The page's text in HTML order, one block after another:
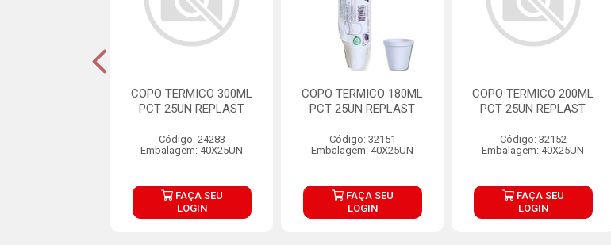
COPO TERMICO 300ML
PCT 25UN REPLAST
Código: 24283
Embalagem: 40X25UN
FAÇA SEU
LOGIN
COPO TERMICO 180ML
PCT 25UN REPLAST
Código: 32151
Embalagem: 40X25UN
FAÇA SEU
LOGIN
COPO TERMICO 200ML
PCT 25UN REPLAST
Código: 32152
Embalagem: 40X25UN
FAÇA SEU
LOGIN